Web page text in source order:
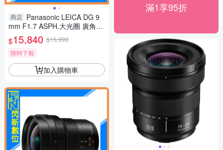
商店 Panasonic LEICA DG 9
mm F1.7 ASPH.大光圈 廣角定
焦 微距(公司貨)
$15,840 $15,990
限時下殺
加入購物車
滿1享95折